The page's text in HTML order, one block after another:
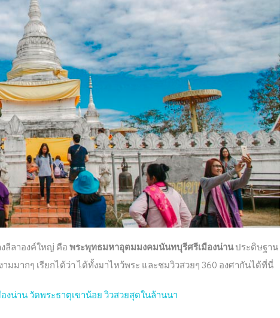
ลีลาองค์ใหญ่ คือ พระพุทธมหาอุตมมงคมนันทบุรีศรีเมืองน่านประดิษฐาน
มมากๆ เรียกได้ว่า ได้ทั้งมาไหว้พระ และชมวิวสวยๆ 360 องศากันได้ที่นี่
องน่าน วัดพระธาตุเขาน้อย วิวสวยสุดในล้านนา